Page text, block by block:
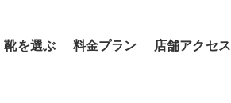
靴を選ぶ 料金プラン 店舗アクセス